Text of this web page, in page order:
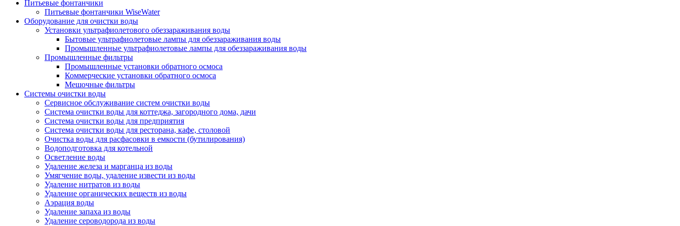
Питьевые фонтанчики
Питьевые фонтанчики WiseWater
Оборудование для очистки воды
Установки ультрафиолетового обеззараживания воды
Бытовые ультрафиолетовые лампы для обеззараживания воды
Промышленные ультрафиолетовые лампы для обеззараживания воды
Промышленные фильтры
Промышленные установки обратного осмоса
Коммерческие установки обратного осмоса
Мешочные фильтры
Системы очистки воды
Сервисное обслуживание систем очистки воды
Система очистки воды для коттеджа, загородного дома, дачи
Система очистки воды для предприятия
Система очистки воды для ресторана, кафе, столовой
Очистка воды для расфасовки в емкости (бутилирования)
Водоподготовка для котельной
Осветление воды
Удаление железа и марганца из воды
Умягчение воды, удаление извести из воды
Удаление нитратов из воды
Удаление органических веществ из воды
Аэрация воды
Удаление запаха из воды
Удаление сероводорода из воды